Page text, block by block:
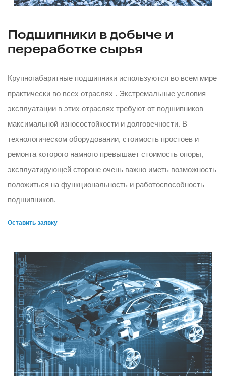
Подшипники в добыче и
переработке сырья
Крупногабаритные подшипники используются во всем мире
практически во всех отраслях . Экстремальные условия
эксплуатации в этих отраслях требуют от подшипников
максимальной износостойкости и долговечности. В
технологическом оборудовании, стоимость простоев и
ремонта которого намного превышает стоимость опоры,
эксплуатирующей стороне очень важно иметь возможность
положиться на функциональность и работоспособность
подшипников.
Оставить заявку